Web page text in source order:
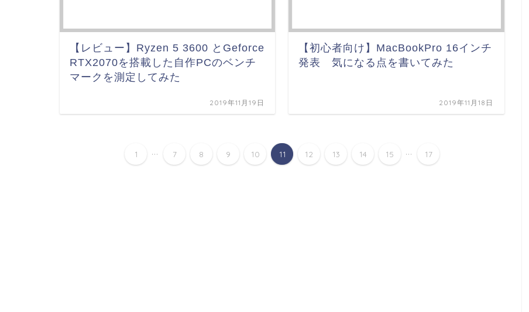
【レビュー】Ryzen 5 3600 とGeforce
RTX2070を搭載した自作PCのベンチ
マークを測定してみた
2019年11月19日
【初心者向け】MacBookPro 16インチ
発表 気になる点を書いてみた
2019年11月18日
1 ... 7 8 9 10 11 12 13 14 15 ... 17